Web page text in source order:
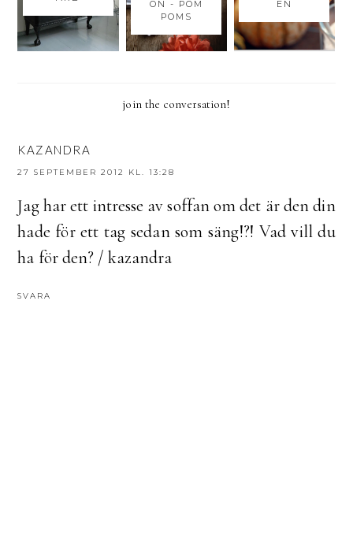
ON - POM
POMS
EN
join the conversation!
KAZANDRA
27 SEPTEMBER 2012 KL. 13:28
Jag har ett intresse av soffan om det är den din
hade för ett tag sedan som säng!?! Vad vill du
ha för den? / kazandra
SVARA